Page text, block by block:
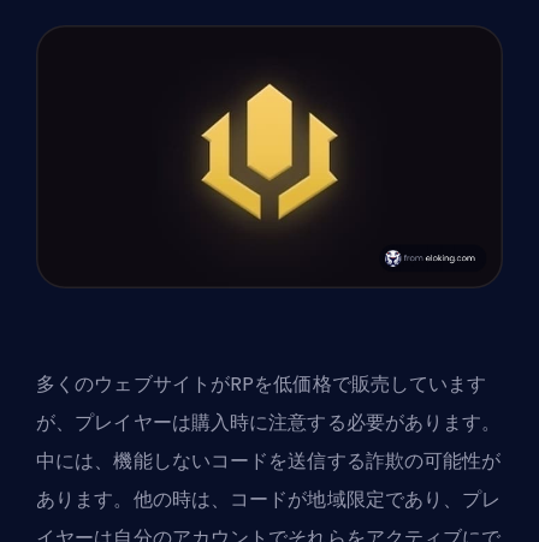
多くのウェブサイトがRPを低価格で販売しています
が、プレイヤーは購入時に注意する必要があります。
中には、機能しないコードを送信する詐欺の可能性が
あります。他の時は、コードが地域限定であり、プレ